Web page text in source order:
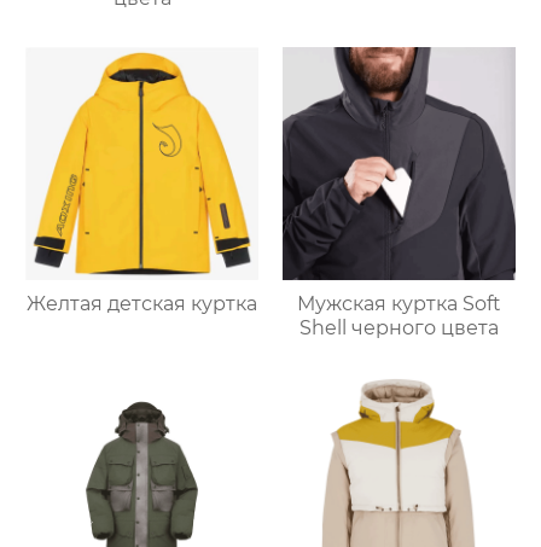
Желтая детская куртка
Мужская куртка Soft
Shell черного цвета